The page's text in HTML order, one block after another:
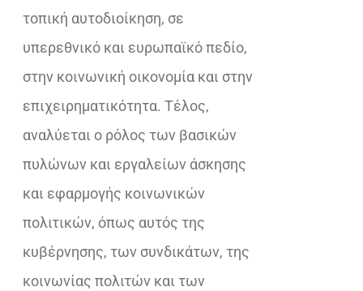
τοπική αυτοδιοίκηση, σε
υπερεθνικό και ευρωπαϊκό πεδίο,
στην κοινωνική οικονομία και στην
επιχειρηματικότητα. Τέλος,
αναλύεται ο ρόλος των βασικών
πυλώνων και εργαλείων άσκησης
και εφαρμογής κοινωνικών
πολιτικών, όπως αυτός της
κυβέρνησης, των συνδικάτων, της
κοινωνίας πολιτών και των